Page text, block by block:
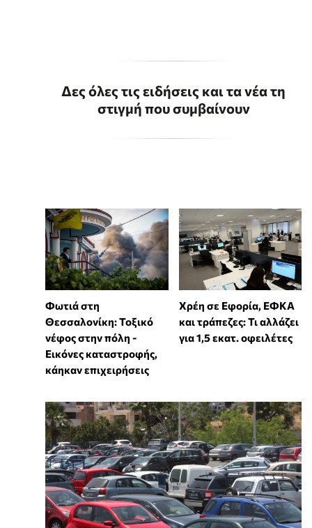
Δες όλες τις ειδήσεις και τα νέα τη
στιγμή που συμβαίνουν
Φωτιά στη
Θεσσαλονίκη: Τοξικό
νέφος στην πόλη -
Εικόνες καταστροφής,
κάηκαν επιχειρήσεις
Χρέη σε Εφορία, ΕΦΚΑ
και τράπεζες: Τι αλλάζει
για 1,5 εκατ. οφειλέτες